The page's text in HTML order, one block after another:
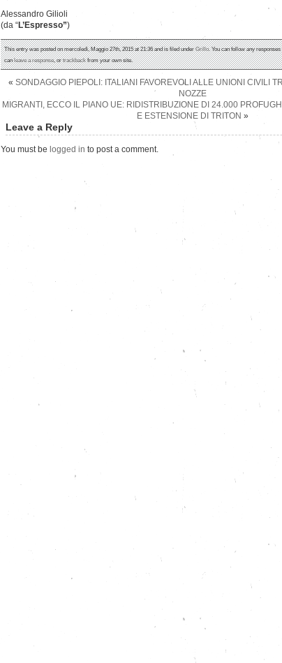
Alessandro Gilioli
(da “L’Espresso”)
This entry was posted on mercoledì, Maggio 27th, 2015 at 21:36 and is filed underGrillo. You can follow any
canleave a response, ortrackbackfrom your own site.
« SONDAGGIO PIEPOLI: ITALIANI FAVOREVOLI ALLE UNIONI CIVILI
NOZZE
MIGRANTI, ECCO IL PIANO UE: RIDISTRIBUZIONE DI 24.000
E ESTENSIONE DI TRITON »
Leave a Reply
You must be logged in to post a comment.